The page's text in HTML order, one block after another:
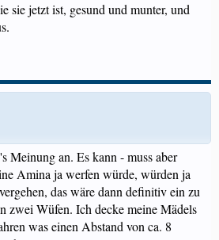
sie jetzt ist, gesund und munter, und
Meinung an. Es kann - muss aber
Amina ja werfen würde, würden ja
das wäre dann definitiv ein zu
zwei Wüfen. Ich decke meine Mädels
was einen Abstand von ca. 8